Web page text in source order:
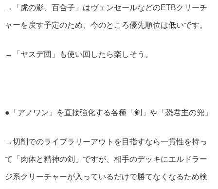
→「虎の影、百合子」はヴェンセールなどのETBクリーチ
ャーを戻す予定のため、今のところ優先順位は低いです。
→「ヤスデ団」も使い回したら楽しそう。
●「アノワン」を直接強化する各種「剣」や「恐君主の兜」
→切削でのライブラリーアウトを目指すなら一貫性を持っ
て「肉体と精神の剣」ですが、相手のデッキにエルドラー
ジ系クリーチャーが入っているだけで勝てなくなるため検